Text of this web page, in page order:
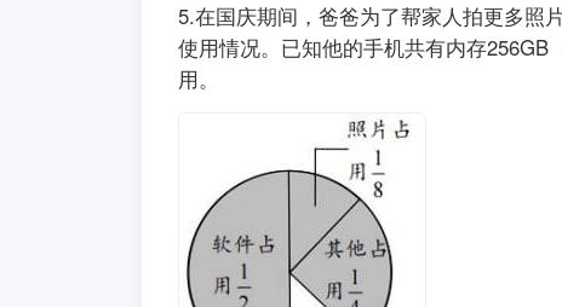
5.在国庆期间，爸爸为了帮家人拍更多
使用情况。已知他的手机共有内存
用。